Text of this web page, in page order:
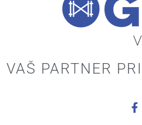
VAŠ PARTNER